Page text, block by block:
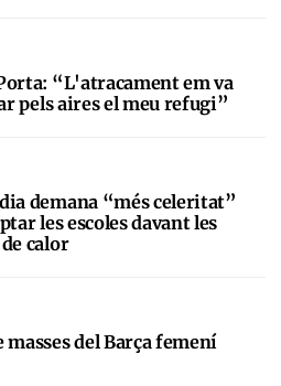
“L'atracament em va
pels aires el meu refugi”
demana “més celeritat”
les escoles davant les
calor
masses del Barça femení